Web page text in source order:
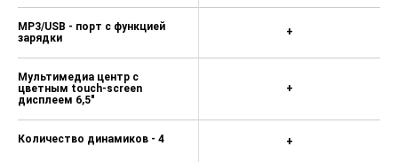
MР3/USB - порт с функцией
зарядки
Мультимедиа центр с
цветным touch-screen
дисплеем 6,5"
Количество динамиков - 4
+
+
+